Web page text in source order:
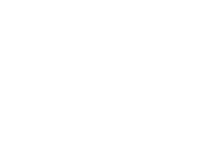
2017 en Sismògraf Olot»